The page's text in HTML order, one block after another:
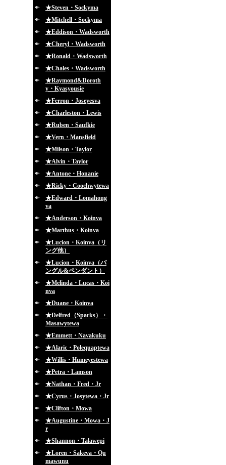
★Steven・Sockyma
★Mitchell・Sockyma
★Eddison・Wadsworth
★Cheryl・Wadsworth
★Ronald・Wadsworth
★Chales・Wadsworth
★Raymond&Doroth
y・Kyasyousie
★Ferron・Joseyesva
★Charleston・Lewis
★Ruben・Saufkie
★Vern・Mansfield
★Milson・Taylor
★Alvin・Taylor
★Antone・Honanie
★Ricky・Coochwytewa
★Edward・Lomahong
va
★Anderson・Koinva
★Marthus・Koinva
★Lucion・Koinva（リ
ング他）
★Lucion・Koinva（バ
ングル&ペンダント）
★Melinda・Lucas・Koi
nva
★Duane・Koinva
★Delfred（Sparks）・
Masawytewa
★Emmett・Navakuku
★Alaric・Polequaptewa
★Willis・Humeyestewa
★Petra・Lamson
★Nathan・Fred・Jr
★Cyrus・Josytewa・Jr
★Clifton・Mowa
★Augustine・Mowa・J
r
★Shannon・Talawepi
★Loren・Sakeva・Qu
mawunu